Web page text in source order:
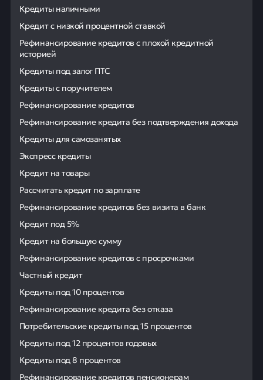
Кредиты наличными
Кредит с низкой процентной ставкой
Рефинансирование кредитов с плохой кредитной
историей
Кредиты под залог ПТС
Кредиты с поручителем
Рефинансирование кредитов
Рефинансирование кредита без подтверждения дохода
Кредиты для самозанятых
Экспресс кредиты
Кредит на товары
Рассчитать кредит по зарплате
Рефинансирование кредитов без визита в банк
Кредит под 5%
Кредит на большую сумму
Рефинансирование кредитов с просрочками
Частный кредит
Кредиты под 10 процентов
Рефинансирование кредита без отказа
Потребительские кредиты под 15 процентов
Кредиты под 12 процентов годовых
Кредиты под 8 процентов
Рефинансирование кредитов пенсионерам